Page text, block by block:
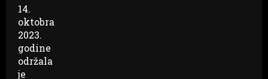
14.
oktobra
2023.
godine
održala
je